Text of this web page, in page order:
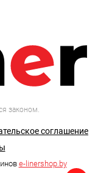
законом.
соглашение
e-linershop.by